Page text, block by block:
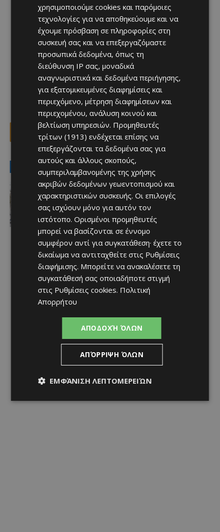
Facebook
LATEST NEWS
Ειδήσεις
ΚΕΡΑΙΕΣ ΣΤΙΣ ΒΡΕΤΑΝΙΚΕΣ ΒΑΣΕΙΣ –
Terra Cypria και BirdLife
συμμερίζονται τις ανησυχίες: «Κάθε
νέα ανάπτυξη απαιτεί ιδιαίτερη
προσοχή»
Afentiko
χρησιμοποιούμε cookies και παρόμοιες
τεχνολογίες για να αποθηκεύουμε και να
έχουμε πρόσβαση σε πληροφορίες στη
συσκευή σας και να επεξεργαζόμαστε
προσωπικά δεδομένα, όπως τη
διεύθυνση IP σας, μοναδικά
αναγνωριστικά και δεδομένα περιήγησης,
για εξατομικευμένες διαφημίσεις και
περιεχόμενο, μέτρηση διαφημίσεων και
περιεχομένου, ανάλυση κοινού και
βελτίωση υπηρεσιών. Προμηθευτές
τρίτων (1913) ενδέχεται επίσης να
επεξεργάζονται τα δεδομένα σας για
αυτούς και άλλους σκοπούς,
συμπεριλαμβανομένης της χρήσης
ακριβών δεδομένων γεωεντοπισμού και
χαρακτηριστικών συσκευής. Οι επιλογές
σας ισχύουν μόνο για αυτόν τον
ιστότοπο. Ορισμένοι προμηθευτές
μπορεί να βασίζονται σε έννομο
συμφέρον αντί για συγκατάθεση· έχετε το
δικαίωμα να αντιταχθείτε στις Ρυθμίσεις
διαφήμισης. Μπορείτε να ανακαλέσετε τη
συγκατάθεσή σας οποιαδήποτε στιγμή
στις Ρυθμίσεις cookies. Πολιτική
Απορρήτου
ΑΠΟΔΟΧΉ ΌΛΩΝ
ΑΠΌΡΡΙΨΗ ΌΛΩΝ
ΕΜΦΆΝΙΣΗ ΛΕΠΤΟΜΕΡΕΙΏΝ